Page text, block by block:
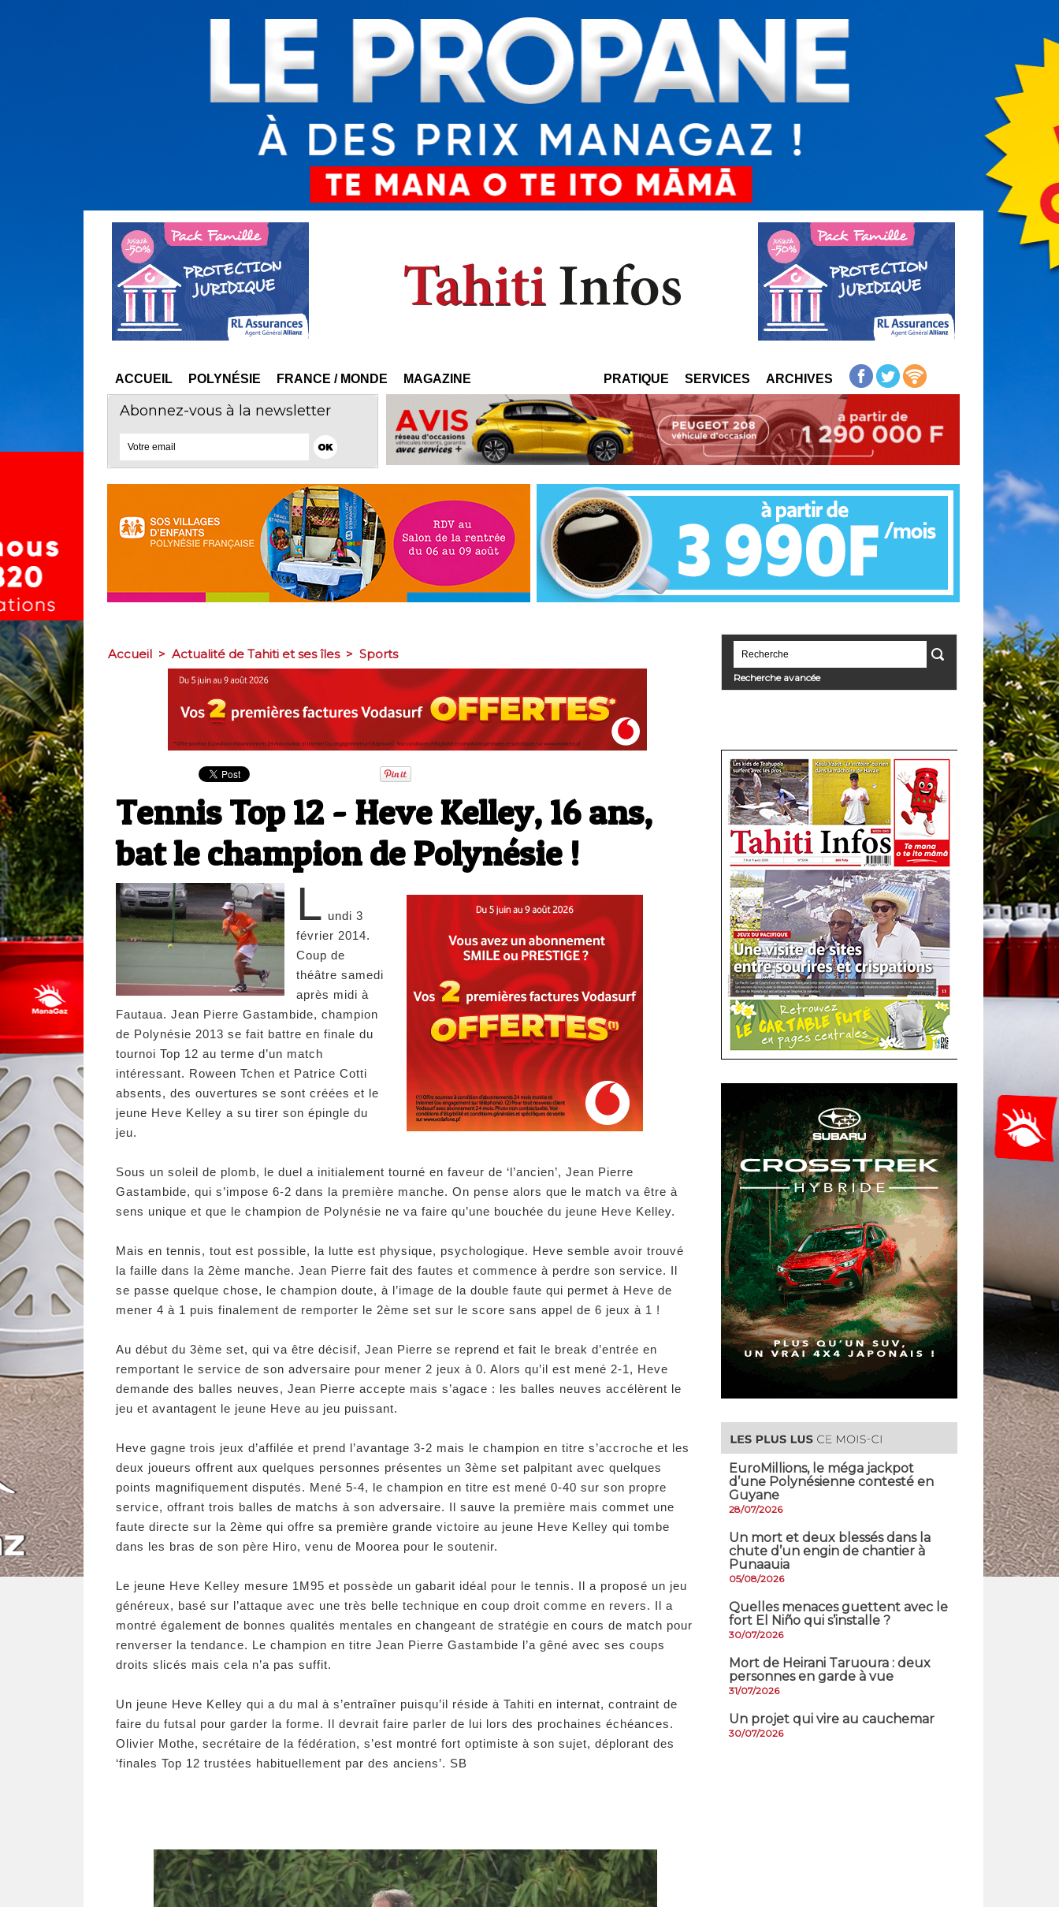
ACCUEIL POLYNÉSIE FRANCE / MONDE MAGAZINE PRATIQUE SERVICES ARCHIVES
Abonnez-vous à la newsletter
Accueil > Actualité de Tahiti et ses îles > Sports
Tennis Top 12 - Heve Kelley, 16 ans,
bat le champion de Polynésie !
L undi 3
février 2014.
Coup de
théâtre samedi
après midi à
Fautaua. Jean Pierre Gastambide, champion
de Polynésie 2013 se fait battre en finale du
tournoi Top 12 au terme d’un match
intéressant. Roween Tchen et Patrice Cotti
absents, des ouvertures se sont créées et le
jeune Heve Kelley a su tirer son épingle du
jeu.
Sous un soleil de plomb, le duel a initialement tourné en faveur de ‘l’ancien’, Jean Pierre
Gastambide, qui s’impose 6-2 dans la première manche. On pense alors que le match va être à
sens unique et que le champion de Polynésie ne va faire qu’une bouchée du jeune Heve Kelley.
Mais en tennis, tout est possible, la lutte est physique, psychologique. Heve semble avoir trouvé
la faille dans la 2ème manche. Jean Pierre fait des fautes et commence à perdre son service. Il
se passe quelque chose, le champion doute, à l’image de la double faute qui permet à Heve de
mener 4 à 1 puis finalement de remporter le 2ème set sur le score sans appel de 6 jeux à 1 !
Au début du 3ème set, qui va être décisif, Jean Pierre se reprend et fait le break d’entrée en
remportant le service de son adversaire pour mener 2 jeux à 0. Alors qu’il est mené 2-1, Heve
demande des balles neuves, Jean Pierre accepte mais s’agace : les balles neuves accélèrent le
jeu et avantagent le jeune Heve au jeu puissant.
Heve gagne trois jeux d’affilée et prend l’avantage 3-2 mais le champion en titre s’accroche et les
deux joueurs offrent aux quelques personnes présentes un 3ème set palpitant avec quelques
points magnifiquement disputés. Mené 5-4, le champion en titre est mené 0-40 sur son propre
service, offrant trois balles de matchs à son adversaire. Il sauve la première mais commet une
faute directe sur la 2ème qui offre sa première grande victoire au jeune Heve Kelley qui tombe
dans les bras de son père Hiro, venu de Moorea pour le soutenir.
Le jeune Heve Kelley mesure 1M95 et possède un gabarit idéal pour le tennis. Il a proposé un jeu
généreux, basé sur l’attaque avec une très belle technique en coup droit comme en revers. Il a
montré également de bonnes qualités mentales en changeant de stratégie en cours de match pour
renverser la tendance. Le champion en titre Jean Pierre Gastambide l’a gêné avec ses coups
droits slicés mais cela n’a pas suffit.
Un jeune Heve Kelley qui a du mal à s’entraîner puisqu’il réside à Tahiti en internat, contraint de
faire du futsal pour garder la forme. Il devrait faire parler de lui lors des prochaines échéances.
Olivier Mothe, secrétaire de la fédération, s’est montré fort optimiste à son sujet, déplorant des
‘finales Top 12 trustées habituellement par des anciens’. SB
Recherche avancée
EuroMillions, ​le méga jackpot
d’une Polynésienne contesté en
Guyane
28/07/2026
​Un mort et deux blessés dans la
chute d’un engin de chantier à
Punaauia
05/08/2026
Quelles menaces guettent avec le
fort El Niño qui s’installe ?
30/07/2026
Mort de Heirani Taruoura : deux
personnes en garde à vue
31/07/2026
Un projet qui vire au cauchemar
30/07/2026